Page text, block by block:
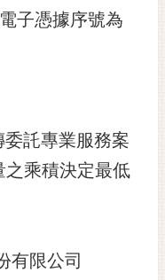
子憑據序號為
託專業服務案
之乘積決定最低
有限公司